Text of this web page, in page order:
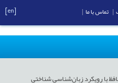
با رویکرد زبان‌شناسی شناختی
تماس با ما